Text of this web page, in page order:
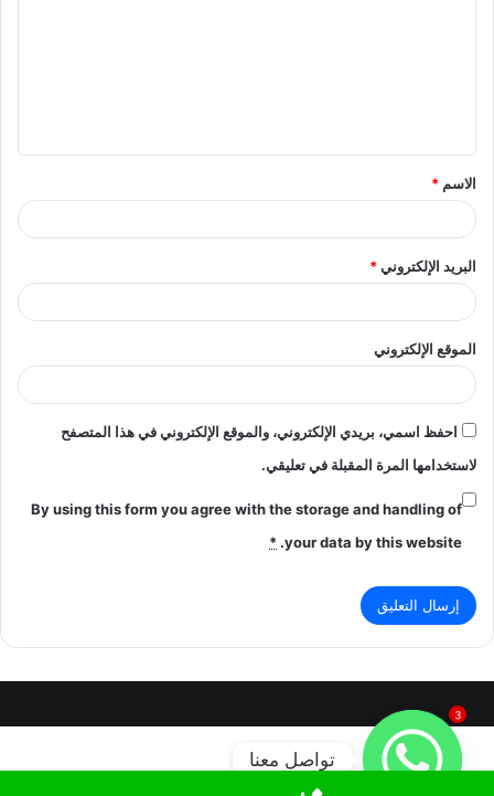
ق
*
الاسم *
البريد الإلكتروني*
الموقع الإلكتروني
احفظ اسمي، بريدي الإلكتروني، والموقع الإلكتروني في هذا المتصفح
لاستخدامها المرة المقبلة في تعليقي.
By using this form you agree with the storage and handling of
your data by this website.
*
3
تواصل معنا